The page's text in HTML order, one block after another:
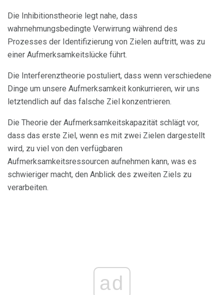
Die Inhibitionstheorie legt nahe, dass
wahrnehmungsbedingte Verwirrung während des
Prozesses der Identifizierung von Zielen auftritt, was zu
einer Aufmerksamkeitslücke führt.
Die Interferenztheorie postuliert, dass wenn verschiedene
Dinge um unsere Aufmerksamkeit konkurrieren, wir uns
letztendlich auf das falsche Ziel konzentrieren.
Die Theorie der Aufmerksamkeitskapazität schlägt vor,
dass das erste Ziel, wenn es mit zwei Zielen dargestellt
wird, zu viel von den verfügbaren
Aufmerksamkeitsressourcen aufnehmen kann, was es
schwieriger macht, den Anblick des zweiten Ziels zu
verarbeiten.
ad